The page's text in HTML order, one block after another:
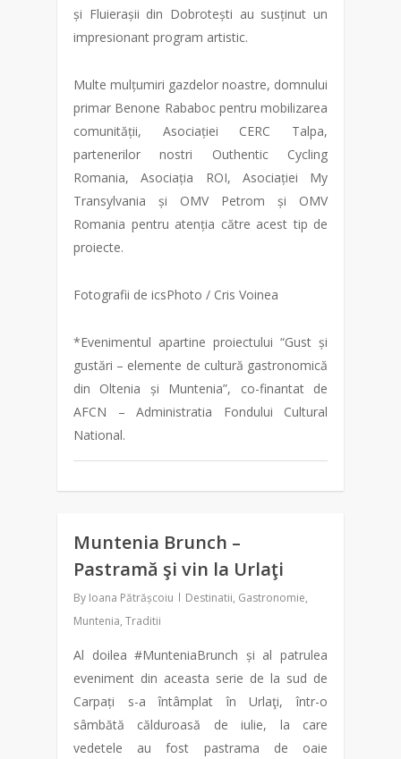
și Fluierașii din Dobrotești au susținut un
impresionant program artistic.
Multe mulțumiri gazdelor noastre, domnului
primar Benone Rababoc pentru mobilizarea
comunității, Asociației CERC Talpa,
partenerilor nostri Outhentic Cycling
Romania, Asociația ROI, Asociației My
Transylvania și OMV Petrom și OMV
Romania pentru atenția către acest tip de
proiecte.
Fotografii de icsPhoto / Cris Voinea
*Evenimentul apartine proiectului “Gust și
gustări – elemente de cultură gastronomică
din Oltenia și Muntenia”, co-finantat de
AFCN – Administratia Fondului Cultural
National.
Muntenia Brunch –
Pastramă şi vin la Urlaţi
By Ioana Pătrășcoiu Destinatii, Gastronomie,
Muntenia, Traditii
Al doilea #MunteniaBrunch și al patrulea
eveniment din aceasta serie de la sud de
Carpați s-a întâmplat în Urlaţi, într-o
sâmbătă călduroasă de iulie, la care
vedetele au fost pastrama de oaie
0